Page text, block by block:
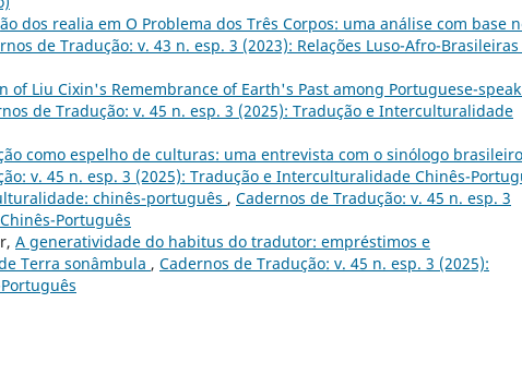
dos realia em O Problema dos Três Corpos: uma análise com base
de Tradução: v. 43 n. esp. 3 (2023): Relações Luso-Afro-Brasileiras
of Liu Cixin's Remembrance of Earth's Past among Portuguese-
de Tradução: v. 45 n. esp. 3 (2025): Tradução e Interculturalidade
como espelho de culturas: uma entrevista com o sinólogo brasileiro
v. 45 n. esp. 3 (2025): Tradução e Interculturalidade Chinês-
chinês-português , Cadernos de Tradução: v. 45 n. esp. 3
Português
A generatividade do habitus do tradutor: empréstimos e
Terra sonâmbula , Cadernos de Tradução: v. 45 n. esp. 3 (2025):